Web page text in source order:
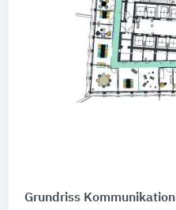
Grundriss Kommunikation